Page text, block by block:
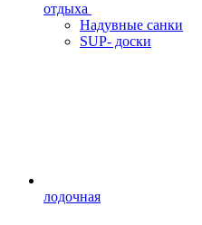
отдыха
Надувные санки
SUP- доски
лодочная